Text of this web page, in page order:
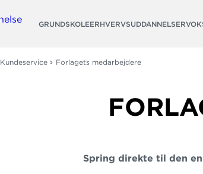
GRUNDSKOLEERHVERVSUDDANNELSER
Kundeservice Forlagets medarbejdere
Spring direkte til den